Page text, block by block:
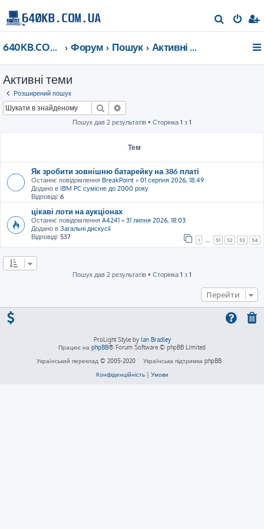
о
640KB.COM.UA Форум Пошук Активні теми
Активні теми
Розширений пошук
Пошук
Пошук дав 2 результатів • Сторінка 1 з 1
Тем
Як зробити зовнішню батарейку на 386 платі
Останнє повідомлення BreakPoint « 01 серпня 2026, 18:49
Додано в IBM PC сумісне до 2000 року
Відповіді: 6
цікаві лоти на аукціонах
Останнє повідомлення A4241 « 31 липня 2026, 18:03
Додано в Загальні дискусії
Відповіді: 537 1 51 52 53 54
Пошук дав 2 результатів • Сторінка 1 з 1
Перейти
ProLight Style by Ian Bradley
Працює на phpBB® Forum Software © phpBB Limited
Український переклад © 2005-2020
Українська підтримка phpBB
Конфіденційність| Умови